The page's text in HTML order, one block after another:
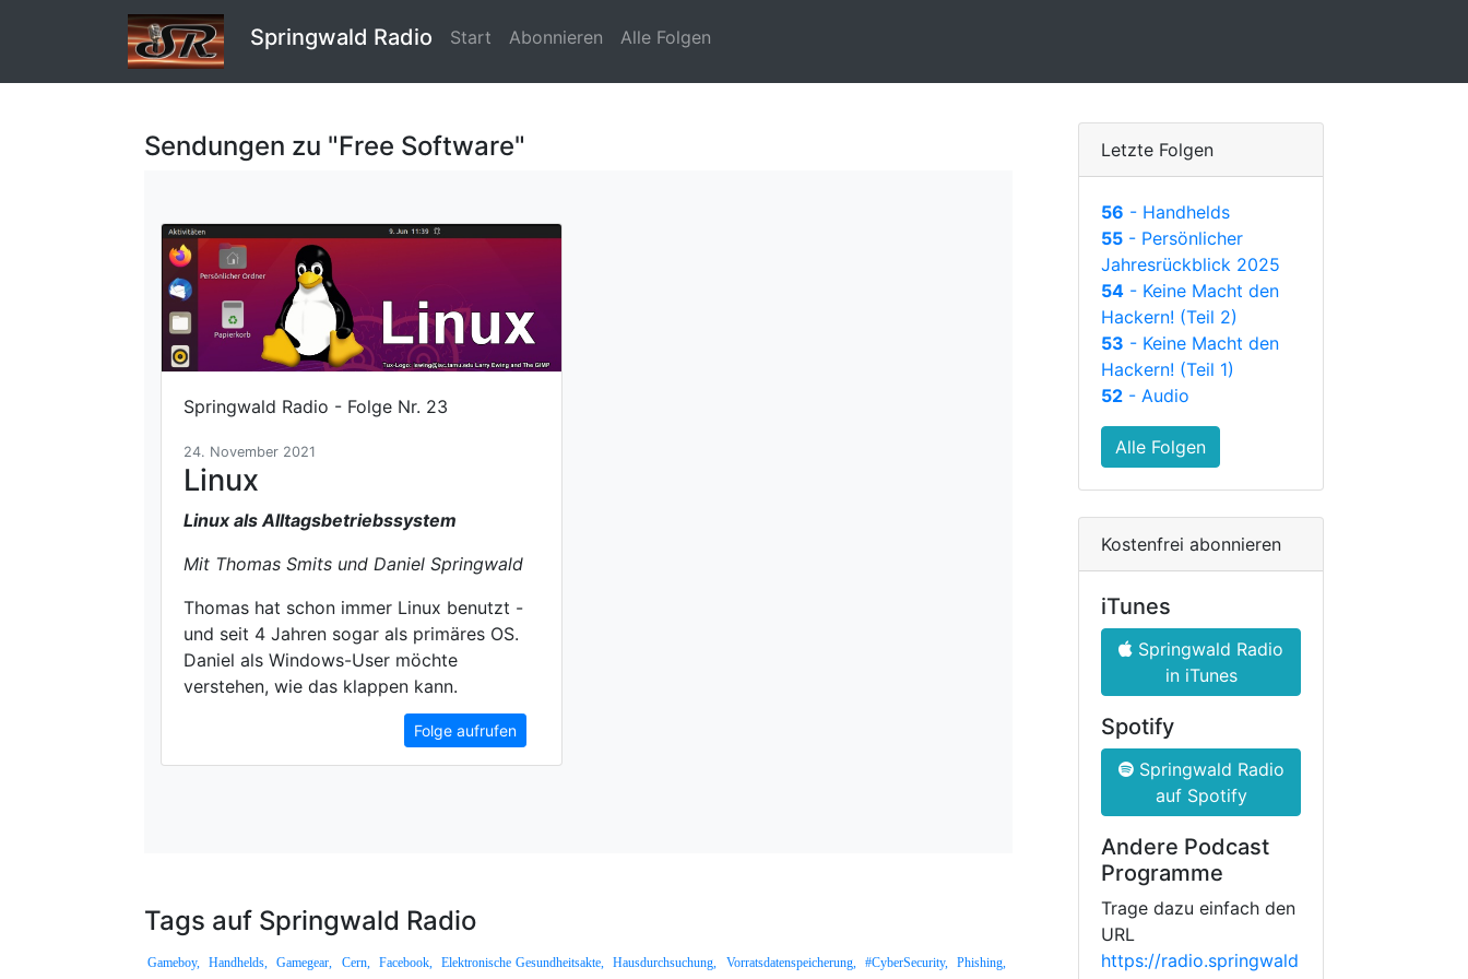
Springwald Radio Start Abonnieren Alle Folgen
Sendungen zu "Free Software"
Springwald Radio - Folge Nr. 23
24. November 2021
Linux
Linux als Alltagsbetriebssystem
Mit Thomas Smits und Daniel Springwald
Thomas hat schon immer Linux benutzt -
und seit 4 Jahren sogar als primäres OS.
Daniel als Windows-User möchte
verstehen, wie das klappen kann.
Folge aufrufen
Tags auf Springwald Radio
Gameboy, Handhelds, Gamegear, Cern, Facebook, Elektronische Gesundheitsakte, Hausdurchsuchung, Vorratsdatenspeicherung, #CyberSecurity, Phishing,
Letzte Folgen
56 - Handhelds
55 - Persönlicher
Jahresrückblick 2025
54 - Keine Macht den
Hackern! (Teil 2)
53 - Keine Macht den
Hackern! (Teil 1)
52 - Audio
Alle Folgen
Kostenfrei abonnieren
iTunes
Springwald Radio
in iTunes
Spotify
Springwald Radio
auf Spotify
Andere Podcast
Programme
Trage dazu einfach den
URL
https://radio.springwald